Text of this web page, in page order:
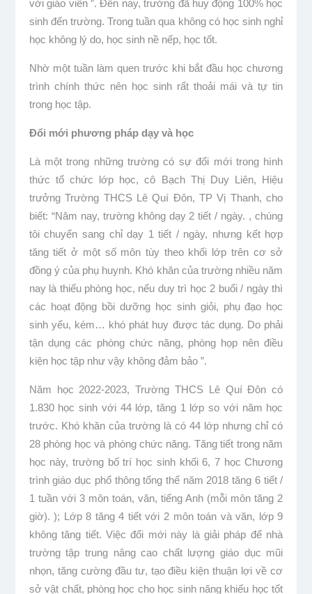
với giáo viên ”. Đến nay, trường đã huy động 100% học
sinh đến trường. Trong tuần qua không có học sinh nghỉ
học không lý do, học sinh nề nếp, học tốt.
Nhờ một tuần làm quen trước khi bắt đầu học chương
trình chính thức nên học sinh rất thoải mái và tự tin
trong học tập.
Đổi mới phương pháp dạy và học
Là một trong những trường có sự đổi mới trong hình
thức tổ chức lớp học, cô Bạch Thị Duy Liên, Hiệu
trưởng Trường THCS Lê Quí Đôn, TP Vị Thanh, cho
biết: “Năm nay, trường không dạy 2 tiết / ngày. , chúng
tôi chuyển sang chỉ dạy 1 tiết / ngày, nhưng kết hợp
tăng tiết ở một số môn tùy theo khối lớp trên cơ sở
đồng ý của phụ huynh. Khó khăn của trường nhiều năm
nay là thiếu phòng học, nếu duy trì học 2 buổi / ngày thì
các hoạt động bồi dưỡng học sinh giỏi, phụ đạo học
sinh yếu, kém… khó phát huy được tác dụng. Do phải
tận dụng các phòng chức năng, phòng họp nên điều
kiện học tập như vậy không đảm bảo ”.
Năm học 2022-2023, Trường THCS Lê Quí Đôn có
1.830 học sinh với 44 lớp, tăng 1 lớp so với năm học
trước. Khó khăn của trường là có 44 lớp nhưng chỉ có
28 phòng học và phòng chức năng. Tăng tiết trong năm
học này, trường bố trí học sinh khối 6, 7 học Chương
trình giáo dục phổ thông tổng thể năm 2018 tăng 6 tiết /
1 tuần với 3 môn toán, văn, tiếng Anh (mỗi môn tăng 2
giờ). ); Lớp 8 tăng 4 tiết với 2 môn toán và văn, lớp 9
không tăng tiết. Việc đổi mới này là giải pháp để nhà
trường tập trung nâng cao chất lượng giáo dục mũi
nhọn, tăng cường đầu tư, tạo điều kiện thuận lợi về cơ
sở vật chất, phòng học cho học sinh năng khiếu học tốt